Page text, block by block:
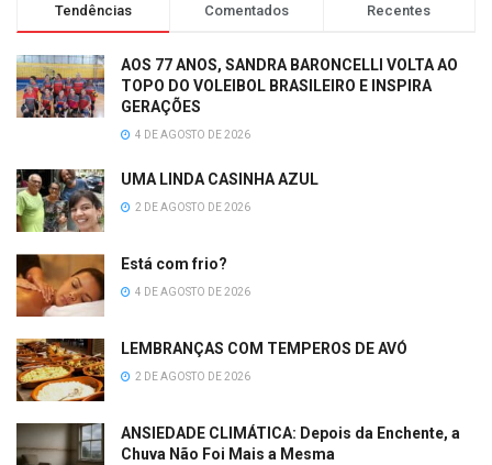
Tendências Comentados Recentes
AOS 77 ANOS, SANDRA BARONCELLI VOLTA AO
TOPO DO VOLEIBOL BRASILEIRO E INSPIRA
GERAÇÕES
4 DE AGOSTO DE 2026
UMA LINDA CASINHA AZUL
2 DE AGOSTO DE 2026
Está com frio?
4 DE AGOSTO DE 2026
LEMBRANÇAS COM TEMPEROS DE AVÓ
2 DE AGOSTO DE 2026
ANSIEDADE CLIMÁTICA: Depois da Enchente, a
Chuva Não Foi Mais a Mesma